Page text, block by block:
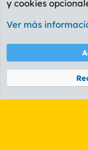
Foro General
Cookies
PL
Community platform by
y cookies
Ver más